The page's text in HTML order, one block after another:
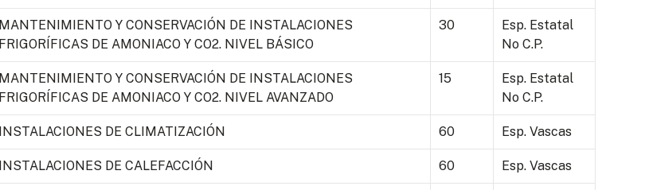
MANTENIMIENTO Y CONSERVACIÓN DE INSTALACIONES
FRIGORÍFICAS DE AMONIACO Y CO2. NIVEL BÁSICO
30
Esp. Estatal
No C.P.
MANTENIMIENTO Y CONSERVACIÓN DE INSTALACIONES
FRIGORÍFICAS DE AMONIACO Y CO2. NIVEL AVANZADO
15
Esp. Estatal
No C.P.
INSTALACIONES DE CLIMATIZACIÓN 60 Esp. Vascas
INSTALACIONES DE CALEFACCIÓN 60 Esp. Vascas